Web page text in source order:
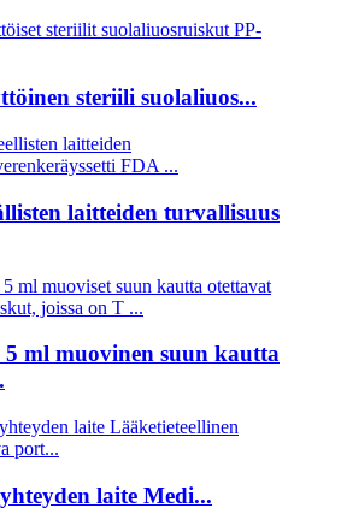
steriili suolaliuos...
laitteiden turvallisuus
5 ml muovinen suun kautta
laite Medi...